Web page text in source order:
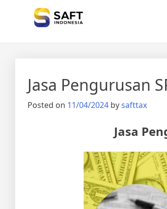
Solisi Perjakan Anda
Jasa Pengurusan
Posted on 11/04/2024 bysafttax
Jasa